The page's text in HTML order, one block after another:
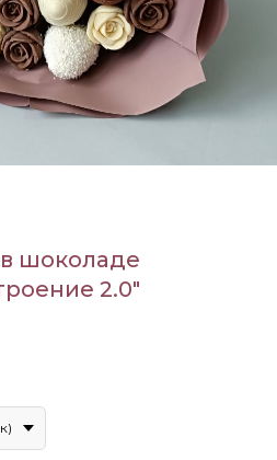
шоколаде
2.0"